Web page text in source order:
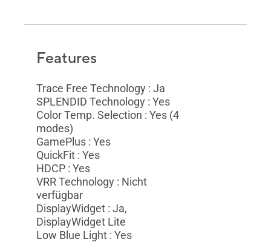
Features
Trace Free Technology : Ja
SPLENDID Technology : Yes
Color Temp. Selection : Yes (4
modes)
GamePlus : Yes
QuickFit : Yes
HDCP : Yes
VRR Technology : Nicht
verfügbar
DisplayWidget : Ja,
DisplayWidget Lite
Low Blue Light : Yes